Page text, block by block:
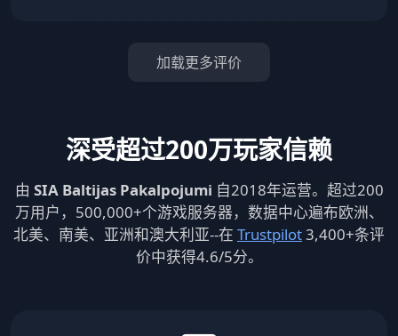
加载更多评价
深受超过200万玩家信赖
由 SIA Baltijas Pakalpojumi 自2018年运营。超过200
万用户，500,000+个游戏服务器，数据中心遍布欧洲、
北美、南美、亚洲和澳大利亚--在 Trustpilot3,400+条评
价中获得4.6/5分。